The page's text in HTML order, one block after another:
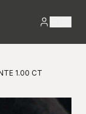
1.00 CT